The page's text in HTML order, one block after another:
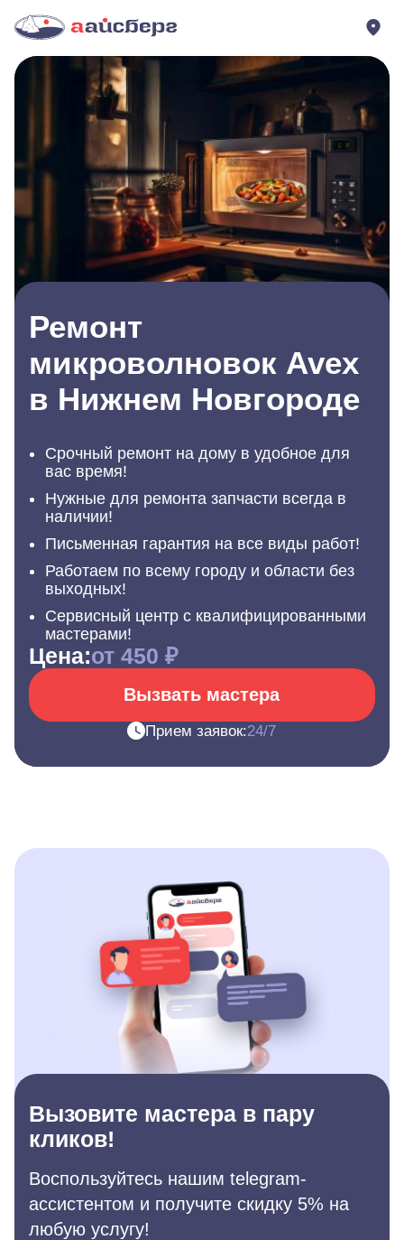
Ремонт
микроволновок Avex
в Нижнем Новгороде
Срочный ремонт на дому в удобное для
вас время!
Нужные для ремонта запчасти всегда в
наличии!
Письменная гарантия на все виды работ!
Работаем по всему городу и области без
выходных!
Сервисный центр с квалифицированными
мастерами!
Цена:от 450 ₽
Вызвать мастера
Прием заявок:24/7
Вызовите мастера в пару
кликов!
Воспользуйтесь нашим telegram-
ассистентом и получите скидку 5% на
любую услугу!